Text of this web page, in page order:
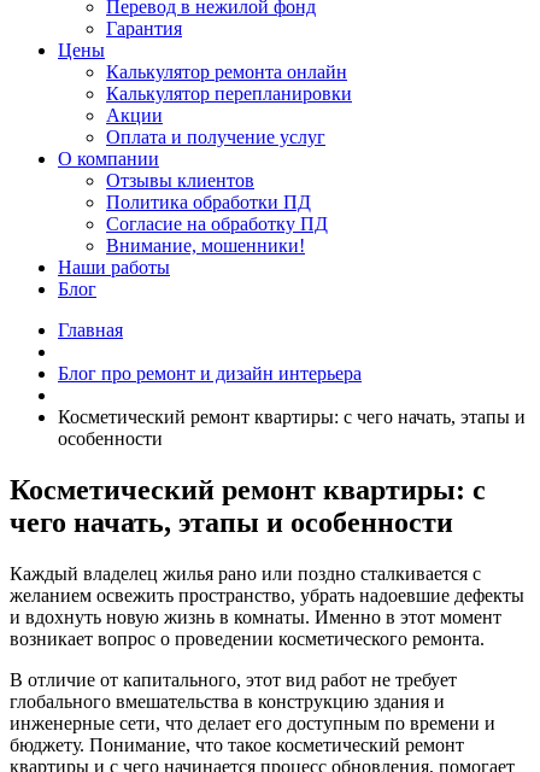
Перевод в нежилой фонд
Гарантия
Цены
Калькулятор ремонта онлайн
Калькулятор перепланировки
Акции
Оплата и получение услуг
О компании
Отзывы клиентов
Политика обработки ПД
Согласие на обработку ПД
Внимание, мошенники!
Наши работы
Блог
Главная
Блог про ремонт и дизайн интерьера
Косметический ремонт квартиры: с чего начать, этапы и
особенности
Косметический ремонт квартиры: с
чего начать, этапы и особенности
Каждый владелец жилья рано или поздно сталкивается с
желанием освежить пространство, убрать надоевшие дефекты
и вдохнуть новую жизнь в комнаты. Именно в этот момент
возникает вопрос о проведении косметического ремонта.
В отличие от капитального, этот вид работ не требует
глобального вмешательства в конструкцию здания и
инженерные сети, что делает его доступным по времени и
бюджету. Понимание, что такое косметический ремонт
квартиры и с чего начинается процесс обновления, помогает